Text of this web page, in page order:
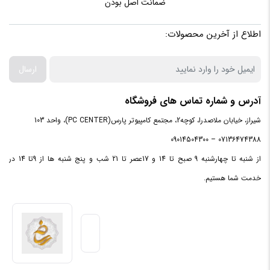
ضمانت اصل بودن
اطلاع از آخرین محصولات:
ارسال
آدرس و شماره تماس های فروشگاه
شیراز، خیابان ملاصدرا، کوچه2، مجتمع کامپیوتر پارس(PC CENTER)، واحد 103
07136474388 – 09014504300
از شنبه تا چهارشنبه 9 صبح تا 14 و 17عصر تا 21 شب و پنج شنبه ها از 9تا 14 در
خدمت شما هستیم.